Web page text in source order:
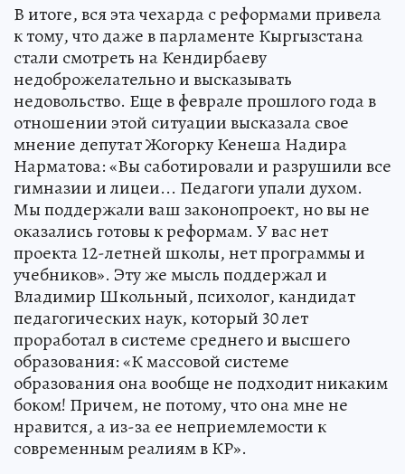
В итоге, вся эта чехарда с реформами привела
к тому, что даже в парламенте Кыргызстана
стали смотреть на Кендирбаеву
недоброжелательно и высказывать
недовольство. Еще в феврале прошлого года в
отношении этой ситуации высказала свое
мнение депутат Жогорку Кенеша Надира
Нарматова: «Вы саботировали и разрушили все
гимназии и лицеи... Педагоги упали духом.
Мы поддержали ваш законопроект, но вы не
оказались готовы к реформам. У вас нет
проекта 12-летней школы, нет программы и
учебников». Эту же мысль поддержал и
Владимир Школьный, психолог, кандидат
педагогических наук, который 30 лет
проработал в системе среднего и высшего
образования: «К массовой системе
образования она вообще не подходит никаким
боком! Причем, не потому, что она мне не
нравится, а из-за ее неприемлемости к
современным реалиям в КР».